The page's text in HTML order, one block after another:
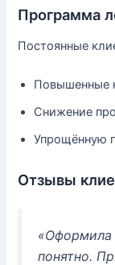
Программа
Постоянные
Повышенные
Снижение
Упрощённую
Отзывы
«Оформила
понятно.